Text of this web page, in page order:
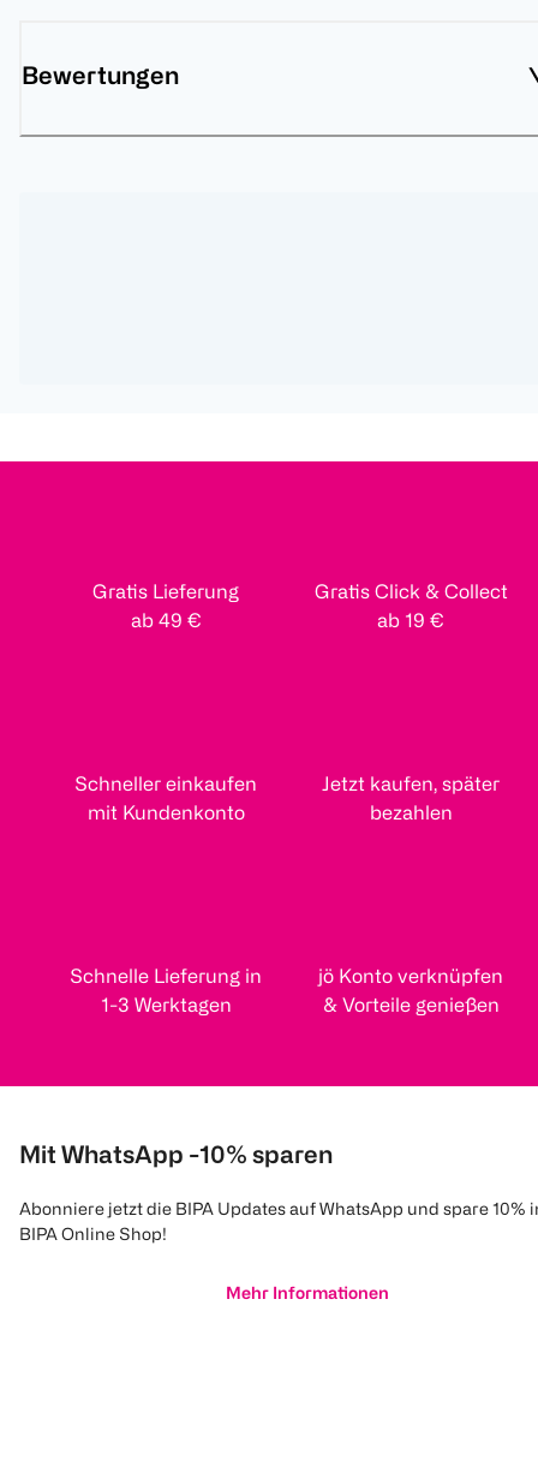
Bewertungen
Gratis Lieferung
ab 49 €
Gratis Click & Collect
ab 19 €
Schneller einkaufen
mit Kundenkonto
Jetzt kaufen, später
bezahlen
Schnelle Lieferung in
1-3 Werktagen
jö Konto verknüpfen
& Vorteile genießen
Mit WhatsApp -10% sparen
Abonniere jetzt die BIPA Updates auf WhatsApp und spare 10%
BIPA Online Shop!
Mehr Informationen